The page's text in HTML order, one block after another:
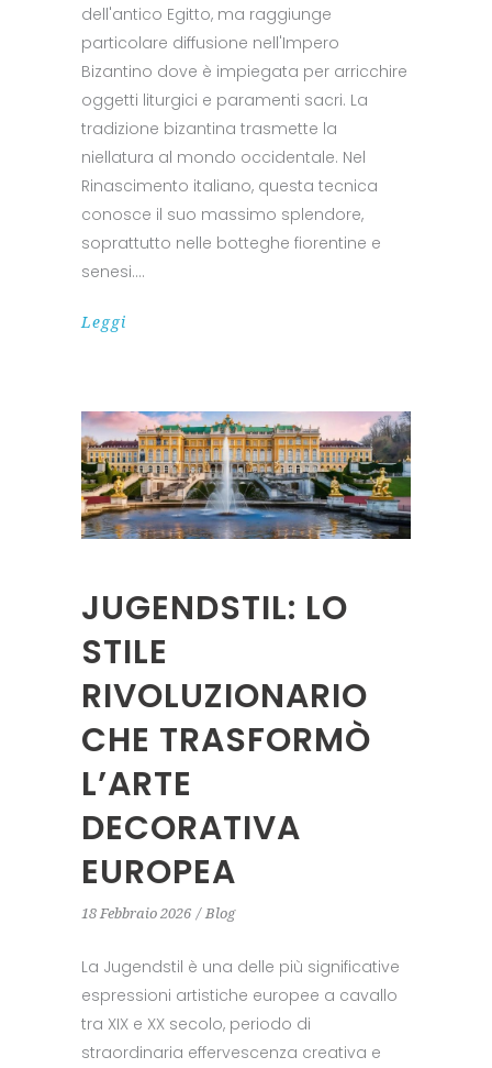
dell'antico Egitto, ma raggiunge
particolare diffusione nell'Impero
Bizantino dove è impiegata per arricchire
oggetti liturgici e paramenti sacri. La
tradizione bizantina trasmette la
niellatura al mondo occidentale. Nel
Rinascimento italiano, questa tecnica
conosce il suo massimo splendore,
soprattutto nelle botteghe fiorentine e
senesi.
Leggi
JUGENDSTIL: LO
STILE
RIVOLUZIONARIO
CHE TRASFORMÒ
L’ARTE
DECORATIVA
EUROPEA
18 Febbraio 2026 Blog
La Jugendstil è una delle più significative
espressioni artistiche europee a cavallo
tra XIX e XX secolo, periodo di
straordinaria effervescenza creativa e